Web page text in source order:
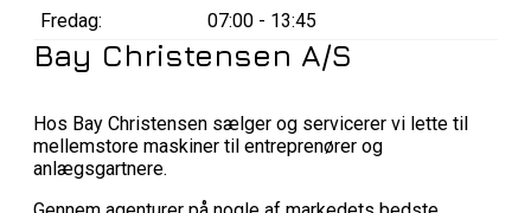
Fredag:
07:00 - 13:45
Bay Christensen A/S
Hos Bay Christensen sælger og servicerer vi lette til
mellemstore maskiner til entreprenører og
anlægsgartnere.